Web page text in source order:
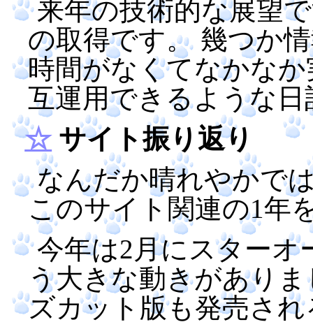
来年の技術的な展望
の取得です。 幾つか
時間がなくてなかな
互運用できるような
☆サイト振り返り
なんだか晴れやかで
このサイト関連の1年
今年は2月にスターオ
う大きな動きがあり
ズカット版も発売さ